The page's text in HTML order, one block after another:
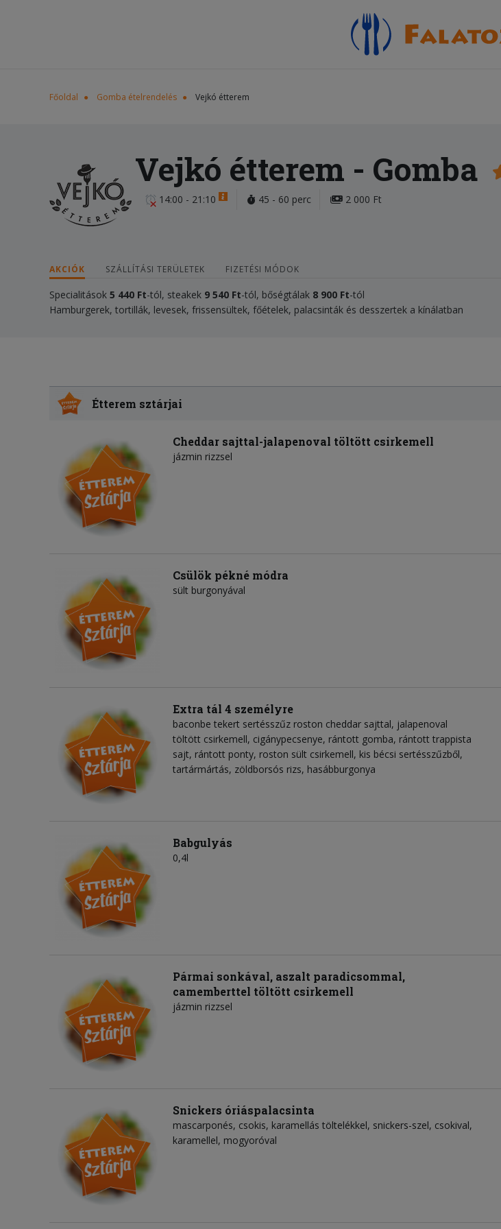
Főoldal Gomba ételrendelés Vejkó étterem
Vejkó étterem - Gomba
14:00 - 21:10 45 - 60 perc 2 000 Ft
AKCIÓK SZÁLLÍTÁSI TERÜLETEK FIZETÉSI MÓDOK
Specialitások 5 440 Ft-tól, steakek 9 540 Ft-tól, bőségtálak 8 900 Ft-tól
Hamburgerek, tortillák, levesek, frissensültek, főételek, palacsinták és desszertek a kínálatban
Étterem sztárjai
Cheddar sajttal-jalapenoval töltött csirkemell
jázmin rizzsel
Csülök pékné módra
sült burgonyával
Extra tál 4 személyre
baconbe tekert sertésszűz roston cheddar sajttal, jalapenoval
töltött csirkemell, cigánypecsenye, rántott gomba, rántott trappista
sajt, rántott ponty, roston sült csirkemell, kis bécsi sertésszűzből,
tartármártás, zöldborsós rizs, hasábburgonya
Babgulyás
0,4l
Pármai sonkával, aszalt paradicsommal,
camemberttel töltött csirkemell
jázmin rizzsel
Snickers óriáspalacsinta
mascarponés, csokis, karamellás töltelékkel, snickers-szel, csokival,
karamellel, mogyoróval